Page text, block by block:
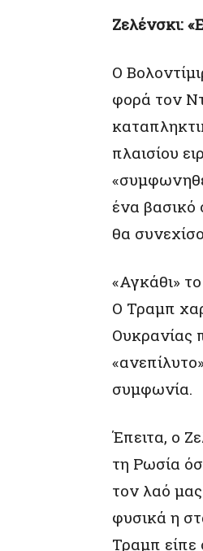
Ζελένσκι:
Ο
φορά τον
πλαισίου
ένα βασικό
θα
«Αγκάθι»
Ο Τραμπ
Ουκρανίας
συμφωνία.
Έπειτα, ο
τη Ρωσία
τον λαό
φυσικά η
Τραμπ είπε